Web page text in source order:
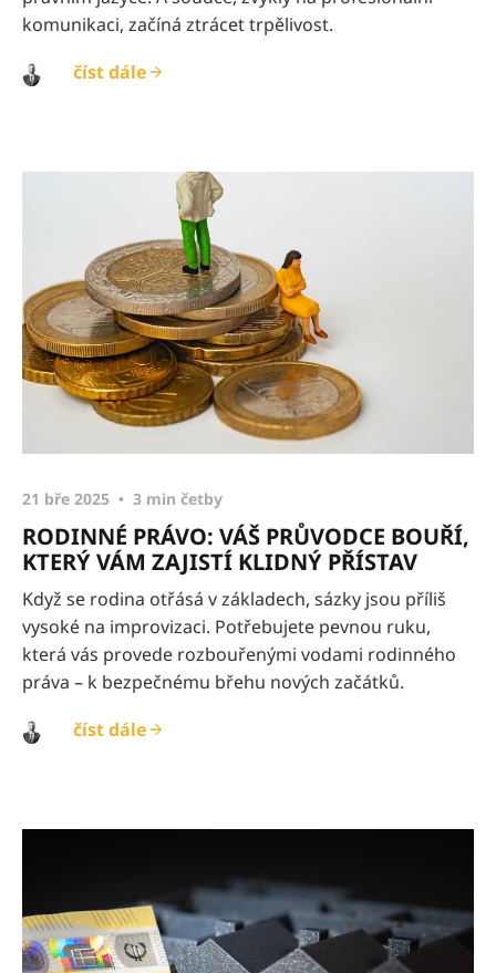
komunikaci, začíná ztrácet trpělivost.
číst dále
21 bře 2025 3 min četby
RODINNÉ PRÁVO: VÁŠ PRŮVODCE BOUŘÍ,
KTERÝ VÁM ZAJISTÍ KLIDNÝ PŘÍSTAV
Když se rodina otřásá v základech, sázky jsou příliš
vysoké na improvizaci. Potřebujete pevnou ruku,
která vás provede rozbouřenými vodami rodinného
práva – k bezpečnému břehu nových začátků.
číst dále